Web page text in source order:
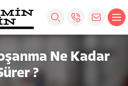
Ne Kadar
?